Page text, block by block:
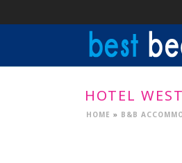
HOTEL
HOME » B&B